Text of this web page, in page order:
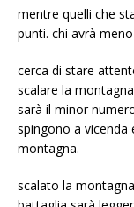
mentre quelli che
punti. chi avrà
cerca di stare
scalare la
sarà il minor
spingono a vicenda
montagna.
scalato la